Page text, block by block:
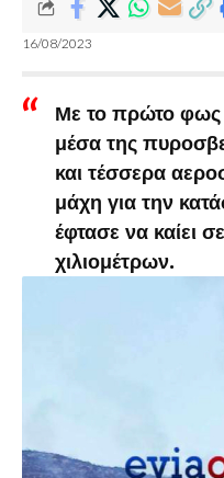
16/08/2023
Με το πρώτο φως
μέσα της
και τέσσερα
μάχη για την
έφτασε να καίει
χιλιομέτρων.